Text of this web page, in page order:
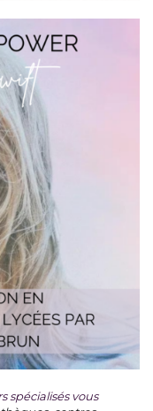
spécialisés vous